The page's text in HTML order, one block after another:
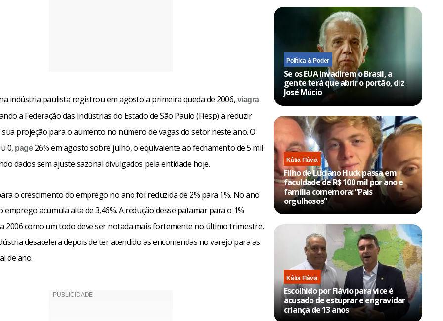
indústria paulista registrou em agosto a primeira queda de 2006, viagra
a Federação das Indústrias do Estado de São Paulo (Fiesp) a reduzir
sua projeção para o aumento no número de vagas do setor neste ano. O
0, page26% em agosto sobre julho, o equivalente ao fechamento de 5 mil
dados sem ajuste sazonal divulgados pela entidade hoje.
o crescimento do emprego no ano foi reduzida de 2% para 1%. No ano
emprego acumula alta de 3,46%. A redução desse patamar para o 1%
2006 como um todo deve ser notada mais fortemente no último trimestre,
desacelera depois de ter atendido as encomendas no varejo para as
de ano.
Política & Poder
Se os EUA invadirem o Brasil, a
gente terá que abrir o portão, diz
José Múcio
Kátia Flávia
Filho de Luciano Huck passa em
faculdade de R$ 100 mil por ano e
família comemora: “Pais
orgulhosos”
Kátia Flávia
Escolhido por Flávio para vice é
acusado de estuprar e engravidar
criança de 13 anos